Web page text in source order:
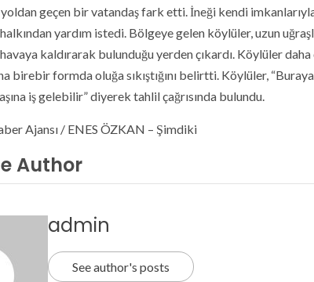
geçen bir vatandaş fark etti. İneği kendi imkanlarıyla
yardım istedi. Bölgeye gelen köylüler, uzun
kaldırarak bulunduğu yerden çıkardı. Köylüler daha
birebir formda oluğa sıkıştığını belirtti. Köylüler,
iş gelebilir” diyerek tahlil çağrısında bulundu.
Ajansı / ENES ÖZKAN – Şimdiki
Author
admin
See author's posts